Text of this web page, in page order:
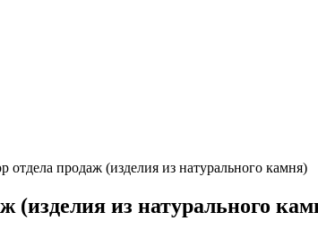
отдела продаж (изделия из натурального камня)
(изделия из натурального